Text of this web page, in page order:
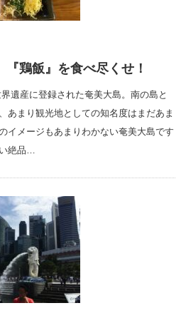
鶏飯』を食べ尽くせ！
遺産に登録された奄美大島。南の島と
あまり観光地としての知名度はまだあま
イメージもあまりわかない奄美大島です
絶品…